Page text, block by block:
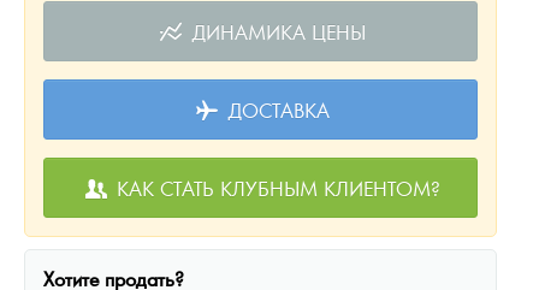
ДИНАМИКА ЦЕНЫ
ДОСТАВКА
КАК СТАТЬ КЛУБНЫМ КЛИЕНТОМ?
Хотите продать?